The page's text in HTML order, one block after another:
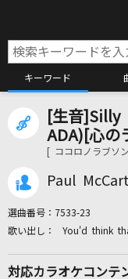
キーワード
[生音]Silly
ADA)[心の
[ ココロノラブソ
Paul
選曲番号： 7533-23
You'd think
対応カラオケコンテ